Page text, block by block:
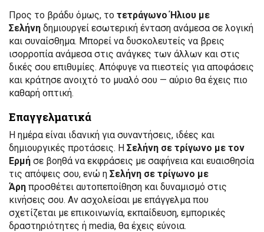
Προς το βράδυ όμως, το τετράγωνο Ήλιου με
Σελήνη δημιουργεί εσωτερική ένταση ανάμεσα σε λογική
και συναίσθημα. Μπορεί να δυσκολευτείς να βρεις
ισορροπία ανάμεσα στις ανάγκες των άλλων και στις
δικές σου επιθυμίες. Απόφυγε να πιεστείς για αποφάσεις
και κράτησε ανοιχτό το μυαλό σου — αύριο θα έχεις πιο
καθαρή οπτική.
Επαγγελματικά
Η ημέρα είναι ιδανική για συναντήσεις, ιδέες και
δημιουργικές προτάσεις. Η Σελήνη σε τρίγωνο με τον
Ερμή σε βοηθά να εκφράσεις με σαφήνεια και ευαισθησία
τις απόψεις σου, ενώ η Σελήνη σε τρίγωνο με
Άρη προσθέτει αυτοπεποίθηση και δυναμισμό στις
κινήσεις σου. Αν ασχολείσαι με επάγγελμα που
σχετίζεται με επικοινωνία, εκπαίδευση, εμπορικές
δραστηριότητες ή media, θα έχεις εύνοια.